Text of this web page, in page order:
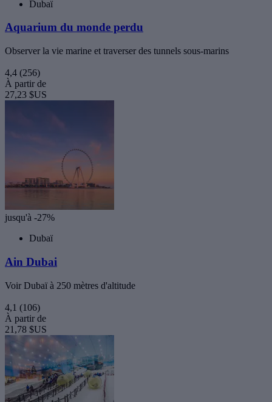
Dubaï
Aquarium du monde perdu
Observer la vie marine et traverser des tunnels sous-marins
4,4 (256)
À partir de
27,23 $US
jusqu'à -27%
Dubaï
Ain Dubai
Voir Dubaï à 250 mètres d'altitude
4,1 (106)
À partir de
21,78 $US